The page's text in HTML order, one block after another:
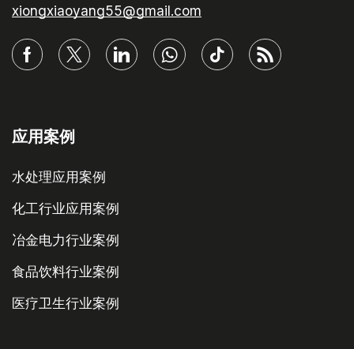
xiongxiaoyang55@gmail.com
应用案例
水处理应用案例
化工行业应用案例
冶金电力行业案例
食品饮料行业案例
医疗卫生行业案例